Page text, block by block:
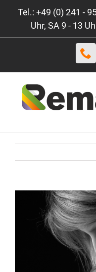
Tel.: +49 (0) 241 -
Uhr, SA 9 - 13